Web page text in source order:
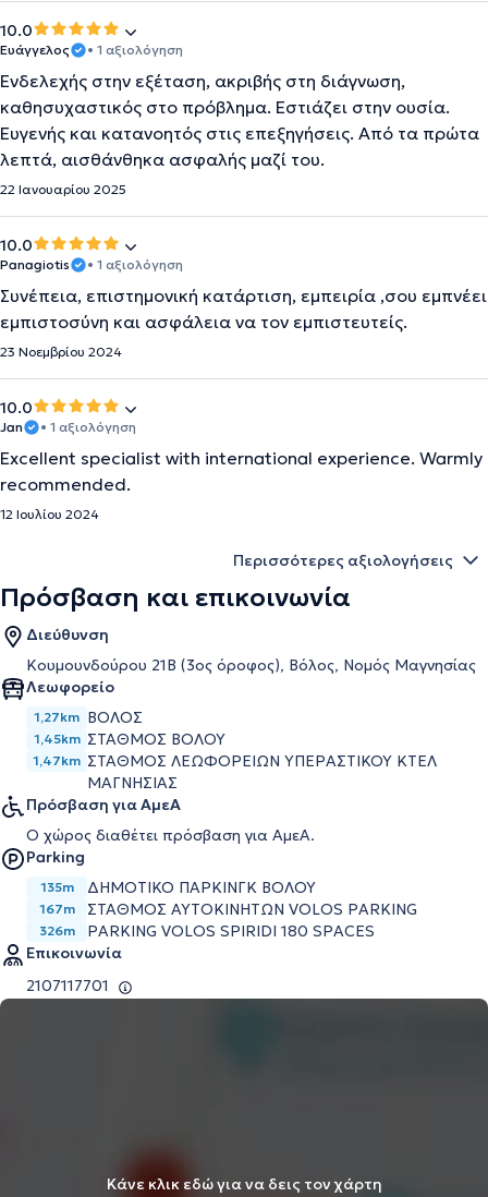
10.0
Ευάγγελος • 1 αξιολόγηση
Ενδελεχής στην εξέταση, ακριβής στη διάγνωση,
καθησυχαστικός στο πρόβλημα. Εστιάζει στην ουσία.
Ευγενής και κατανοητός στις επεξηγήσεις. Από τα πρώτα
λεπτά, αισθάνθηκα ασφαλής μαζί του.
22 Ιανουαρίου 2025
10.0
Panagiotis • 1 αξιολόγηση
Συνέπεια, επιστημονική κατάρτιση, εμπειρία ,σου εμπνέει
εμπιστοσύνη και ασφάλεια να τον εμπιστευτείς.
23 Νοεμβρίου 2024
10.0
Jan • 1 αξιολόγηση
Excellent specialist with international experience. Warmly
recommended.
12 Ιουλίου 2024
Περισσότερες αξιολογήσεις
Πρόσβαση και επικοινωνία
Διεύθυνση
Κουμουνδούρου 21Β (3ος όροφος), Βόλος, Νομός Μαγνησίας
Λεωφορείο
1,27km ΒΟΛΟΣ
1,45km ΣΤΑΘΜΟΣ ΒΟΛΟΥ
1,47km ΣΤΑΘΜΟΣ ΛΕΩΦΟΡΕΙΩΝ ΥΠΕΡΑΣΤΙΚΟΥ ΚΤΕΛ
ΜΑΓΝΗΣΙΑΣ
Πρόσβαση για ΑμεΑ
Ο χώρος διαθέτει πρόσβαση για ΑμεΑ.
Parking
135m ΔΗΜΟΤΙΚΟ ΠΑΡΚΙΝΓΚ ΒΟΛΟΥ
167m ΣΤΑΘΜΟΣ ΑΥΤΟΚΙΝΗΤΩΝ VOLOS PARKING
326m
PARKING VOLOS SPIRIDI 180 SPACES
Επικοινωνία
2107117701
Κάνε κλικ εδώ για να δεις τον χάρτη